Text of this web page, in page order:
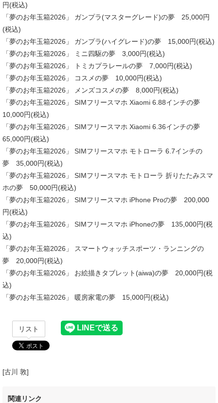
円(税込)
「夢のお年玉箱2026」 ガンプラ(マスターグレード)の夢 25,000円
(税込)
「夢のお年玉箱2026」 ガンプラ(ハイグレード)の夢 15,000円(税込)
「夢のお年玉箱2026」 ミニ四駆の夢 3,000円(税込)
「夢のお年玉箱2026」 トミカプラレールの夢 7,000円(税込)
「夢のお年玉箱2026」 コスメの夢 10,000円(税込)
「夢のお年玉箱2026」 メンズコスメの夢 8,000円(税込)
「夢のお年玉箱2026」 SIMフリースマホ Xiaomi 6.88インチの夢
10,000円(税込)
「夢のお年玉箱2026」 SIMフリースマホ Xiaomi 6.36インチの夢
65,000円(税込)
「夢のお年玉箱2026」 SIMフリースマホ モトローラ 6.7インチの
夢 35,000円(税込)
「夢のお年玉箱2026」 SIMフリースマホ モトローラ 折りたたみスマ
ホの夢 50,000円(税込)
「夢のお年玉箱2026」 SIMフリースマホ iPhone Proの夢 200,000
円(税込)
「夢のお年玉箱2026」 SIMフリースマホ iPhoneの夢 135,000円(税
込)
「夢のお年玉箱2026」 スマートウォッチスポーツ・ランニングの
夢 20,000円(税込)
「夢のお年玉箱2026」 お絵描きタブレット(aiwa)の夢 20,000円(税
込)
「夢のお年玉箱2026」 暖房家電の夢 15,000円(税込)
リスト
[古川 敦]
関連リンク